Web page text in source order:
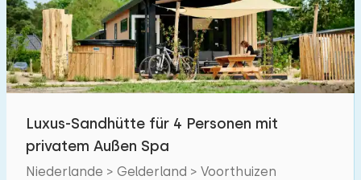
Schwimmbad 1600+
Eingezäunter Garten 83
Haustierfrei 500 +
Ladestation Auto
Luxus-Sandhütte für 4 Personen mit
privatem Außen Spa
Niederlande > Gelderland > Voorthuizen